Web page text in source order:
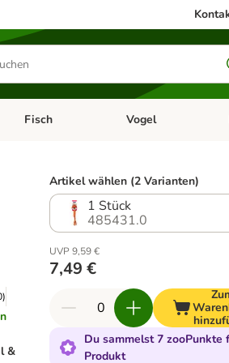
Hundefutter & Zubehör
Kategorie-Menü öffnen: Kleintier
Fisch Kategorie-Menü
Vogel
)
&
Artikel wählen (2 Varianten)
1 Stück
485431.0
UVP 9,59 €
7,49 €
Du sammelst 7 zooPunkte
Produkt